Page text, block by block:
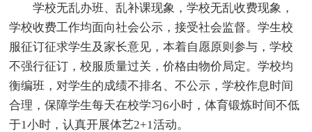
学校无乱办班、乱补课现象，学校无乱收费现象，
学校收费工作均面向社会公示，接受社会监督。学生校
服征订征求学生及家长意见，本着自愿原则参与，学校
不强行征订，校服质量过关，价格由物价局定。学校均
衡编班，对学生的成绩不排名、不公示，学校作息时间
合理，保障学生每天在校学习6小时，体育锻炼时间不低
于1小时，认真开展体艺2+1活动。